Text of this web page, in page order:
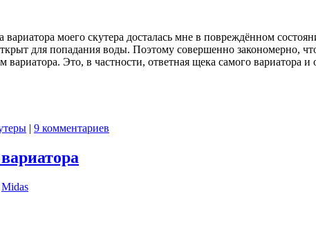
моего скутера досталась мне в повреждённом
для попадания воды. Поэтому совершенно закономерно,
Это, в частности, ответная щека самого вариатора и
| 9 комментариев
Midas